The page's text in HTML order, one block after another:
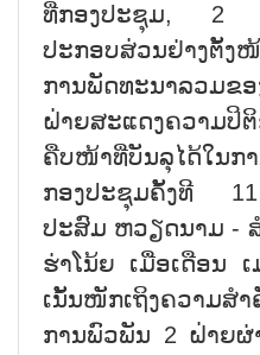
ທີ່ກອງປະຊຸມ, 2 ຝ່
ປະກອບສ່ວນຢ່າງຕັ້ງ
ການພັດທະນາລວມຂ
ຝ່າຍສະແດງຄວາມປິ
ຄືບໜ້າທີ່ບັນລຸໄດ້ໃນກ
ກອງປະຊຸມຄັ້ງທີ
ປະສົມ ຫວຽດນາມ -
ຮ່າໂນ້ຍ ເມື່ອເດືອນ
ເນັ້ນໜັກເຖິງຄວາມສ
ການພົວພັນ 2 ຝ່າຍຜ່